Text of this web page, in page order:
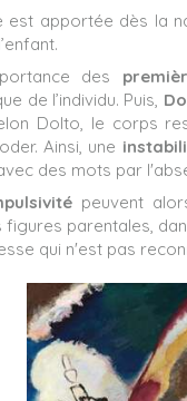
est apportée dès la
des
de l’individu. Puis,
Dolto, le corps
Ainsi, une
des mots par
peuvent
figures parentales,
qui n'est pas